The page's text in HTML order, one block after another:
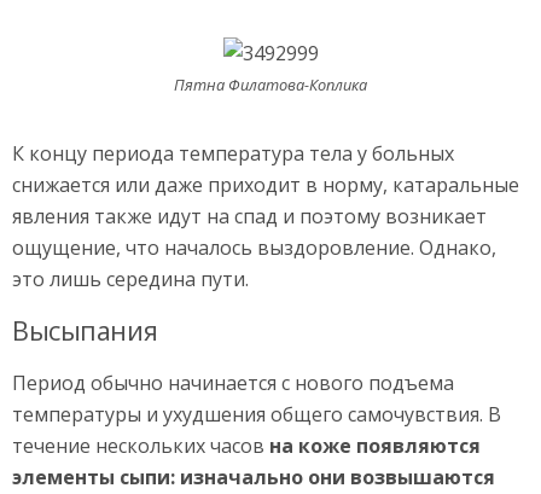
Пятна Филатова-Коплика
К концу периода температура тела у больных
снижается или даже приходит в норму, катаральные
явления также идут на спад и поэтому возникает
ощущение, что началось выздоровление. Однако,
это лишь середина пути.
Высыпания
Период обычно начинается с нового подъема
температуры и ухудшения общего самочувствия. В
течение нескольких часов на коже появляются
элементы сыпи: изначально они возвышаются